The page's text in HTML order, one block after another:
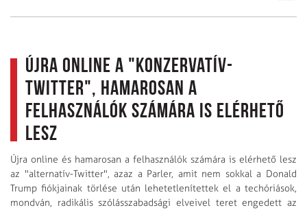
Újra online a "konzervatív-
Twitter", hamarosan a
felhasználók számára is elérhető
lesz
Újra online és hamarosan a felhasználók számára is elérhető lesz
az "alternatív-Twitter", azaz a Parler, amit nem sokkal a Donald
Trump fiókjainak törlése után lehetetlenítettek el a techóriások,
mondván, radikális szólásszabadsági elveivel teret engedett az